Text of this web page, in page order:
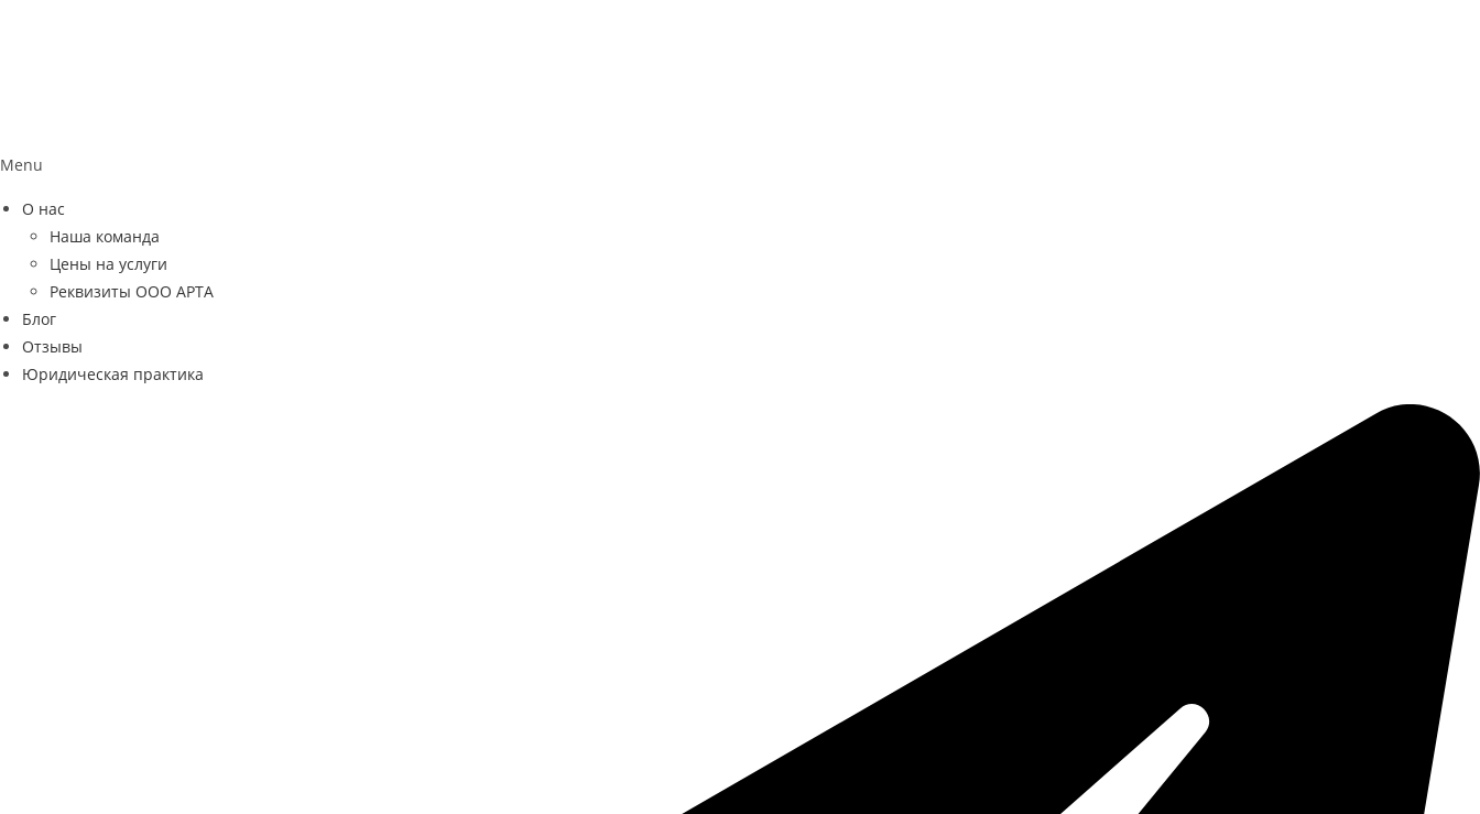
Menu
О нас
Наша команда
Цены на услуги
Реквизиты ООО АРТА
Блог
Отзывы
Юридическая практика